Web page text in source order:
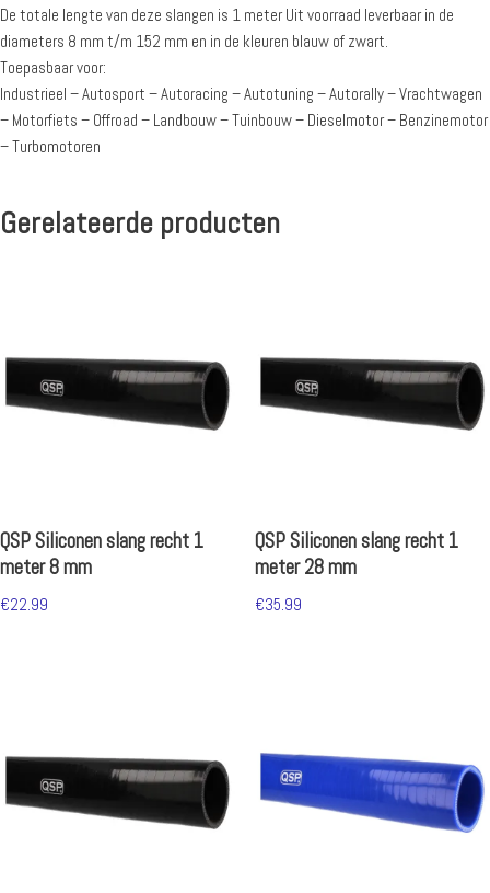
De totale lengte van deze slangen is 1 meter Uit voorraad leverbaar in de
diameters 8 mm t/m 152 mm en in de kleuren blauw of zwart.
Toepasbaar voor:
Industrieel – Autosport – Autoracing – Autotuning – Autorally – Vrachtwagen
– Motorfiets – Offroad – Landbouw – Tuinbouw – Dieselmotor – Benzinemotor
– Turbomotoren
Gerelateerde producten
QSP Siliconen slang recht 1
meter 8 mm
€22.99
QSP Siliconen slang recht 1
meter 28 mm
€35.99